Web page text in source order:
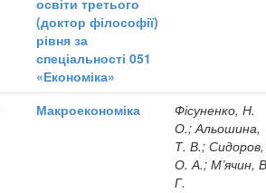
освіти третього
(доктор філософії)
рівня за
спеціальності 051
«Економіка»
Макроекономіка
Фісуненко, Н.
О.; Альошина,
Т. В.; Сидоров,
О. А.; М’ячин,
Г.